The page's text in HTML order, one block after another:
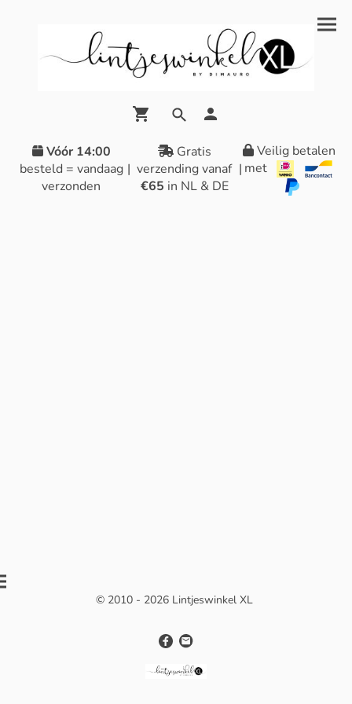
Vóór 14:00
besteld = vandaag
verzonden
|
Gratis
verzending vanaf
€65 in NL & DE
|
Veilig betalen
met
© 2010 - 2026 Lintjeswinkel XL